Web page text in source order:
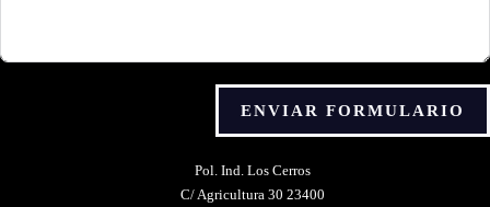
ENVIAR FORMULARIO
Pol. Ind. Los Cerros
C/ Agricultura 30 23400